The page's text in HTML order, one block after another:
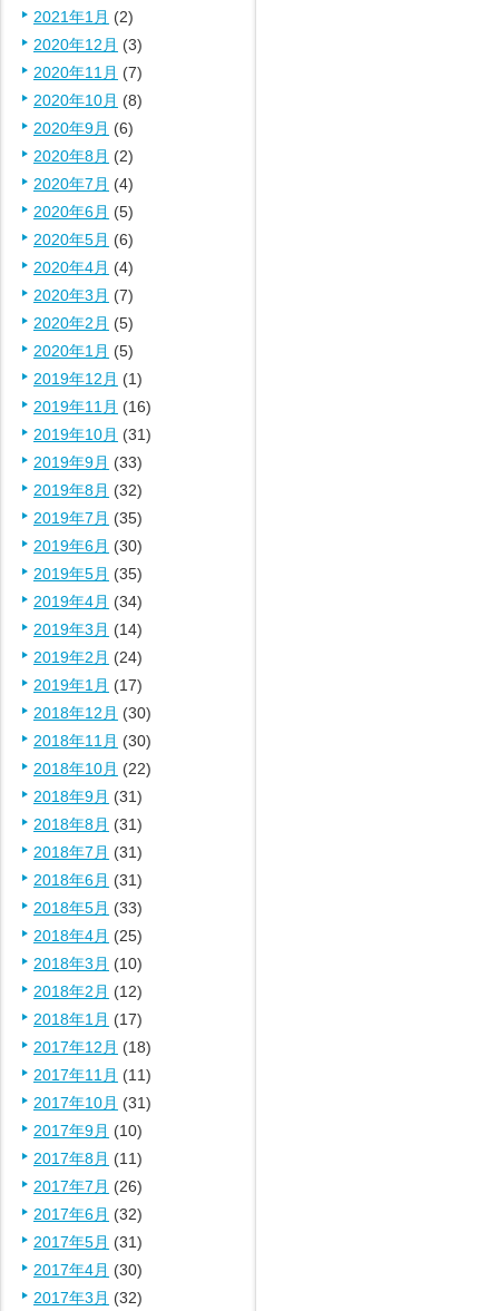
2021年1月 (2)
2020年12月 (3)
2020年11月 (7)
2020年10月 (8)
2020年9月 (6)
2020年8月 (2)
2020年7月 (4)
2020年6月 (5)
2020年5月 (6)
2020年4月 (4)
2020年3月 (7)
2020年2月 (5)
2020年1月 (5)
2019年12月 (1)
2019年11月 (16)
2019年10月 (31)
2019年9月 (33)
2019年8月 (32)
2019年7月 (35)
2019年6月 (30)
2019年5月 (35)
2019年4月 (34)
2019年3月 (14)
2019年2月 (24)
2019年1月 (17)
2018年12月 (30)
2018年11月 (30)
2018年10月 (22)
2018年9月 (31)
2018年8月 (31)
2018年7月 (31)
2018年6月 (31)
2018年5月 (33)
2018年4月 (25)
2018年3月 (10)
2018年2月 (12)
2018年1月 (17)
2017年12月 (18)
2017年11月 (11)
2017年10月 (31)
2017年9月 (10)
2017年8月 (11)
2017年7月 (26)
2017年6月 (32)
2017年5月 (31)
2017年4月 (30)
2017年3月 (32)